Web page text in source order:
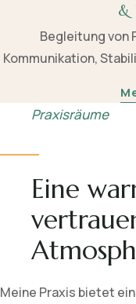
&
Begleitung von
Kommunikation,
Praxisräume
Eine
Meine Praxis bietet